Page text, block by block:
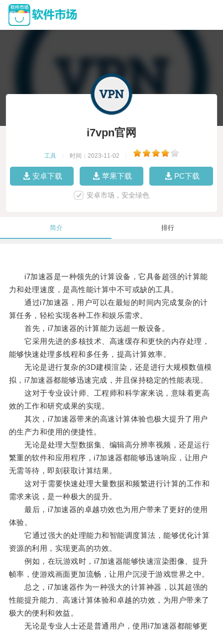
i7vpn官网
工具 时间：2023-11-02
安卓下载 苹果下载 PC下载
安卓市场，安全绿色
简介 排行
i7加速器是一种领先的计算设备，它具备超强的计算能
力和处理速度，是高性能计算中不可或缺的工具。
通过i7加速器，用户可以在最短的时间内完成复杂的计
算任务，轻松实现各种工作和娱乐需求。
首先，i7加速器的计算能力远超一般设备。
它采用先进的多核技术、高速缓存和更快的内存处理，
能够快速处理多线程和多任务，提高计算效率。
无论是进行复杂的3D建模渲染，还是进行大规模数值模
拟，i7加速器都能够迅速完成，并且保持稳定的性能表现。
这对于专业设计师、工程师和科学家来说，意味着更高
效的工作和研究成果的实现。
其次，i7加速器带来的高速计算体验也极大提升了用户
的生产力和使用的便捷性。
无论是处理大型数据集、编辑高分辨率视频，还是运行
繁重的软件和应用程序，i7加速器都能够迅速响应，让用户
无需等待，即刻获取计算结果。
这对于需要快速处理大量数据和频繁进行计算的工作和
需求来说，是一种极大的提升。
最后，i7加速器的卓越功效也为用户带来了更好的使用
体验。
它通过强大的处理能力和智能调度算法，能够优化计算
资源的利用，实现更高的功效。
例如，在玩游戏时，i7加速器能够快速渲染图像、提升
帧率，使游戏画面更加流畅，让用户沉浸于游戏世界之中。
总之，i7加速器作为一种强大的计算神器，以其超强的
性能提升能力、高速计算体验和卓越的功效，为用户带来了
极大的便利和效益。
无论是专业人士还是普通用户，使用i7加速器都能够更